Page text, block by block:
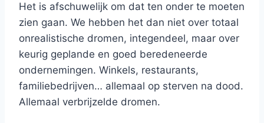
Het is afschuwelijk om dat ten onder te moeten
zien gaan. We hebben het dan niet over totaal
onrealistische dromen, integendeel, maar over
keurig geplande en goed beredeneerde
ondernemingen. Winkels, restaurants,
familiebedrijven… allemaal op sterven na dood.
Allemaal verbrijzelde dromen.